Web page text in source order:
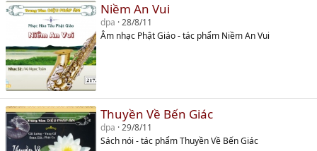
Niềm An Vui
dpa 28/8/11
Âm nhạc Phật Giáo - tác phẩm Niềm An Vui
Thuyền Về Bến Giác
dpa 29/8/11
Sách nói - tác phẩm Thuyền Về Bến Giác